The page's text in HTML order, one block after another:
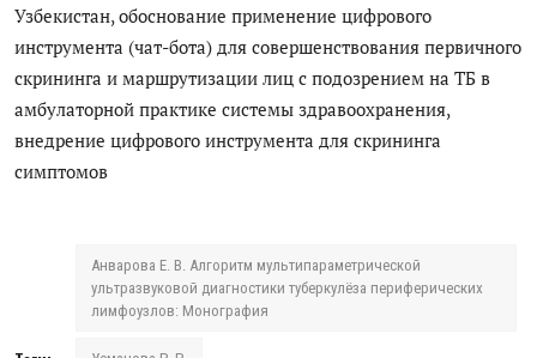
Узбекистан, обоснование применение цифрового
инструмента (чат-бота) для совершенствования первичного
скрининга и маршрутизации лиц с подозрением на ТБ в
амбулаторной практике системы здравоохранения,
внедрение цифрового инструмента для скрининга
симптомов
Анварова Е. В. Алгоритм мультипараметрической
ультразвуковой диагностики туберкулёза периферических
лимфоузлов: Монография